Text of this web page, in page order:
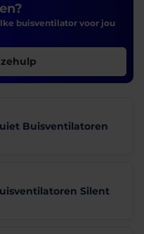
buisventilator voor jou
Buisventilatoren
Silent